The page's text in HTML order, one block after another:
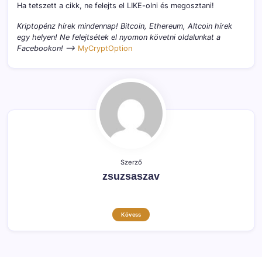
Ha tetszett a cikk, ne felejts el LIKE-olni és megosztani!
Kriptopénz hírek mindennap! Bitcoin, Ethereum, Altcoin hírek
egy helyen! Ne felejtsétek el nyomon követni oldalunkat a
Facebookon! –> MyCryptOption
Szerző
zsuzsaszav
Kövess